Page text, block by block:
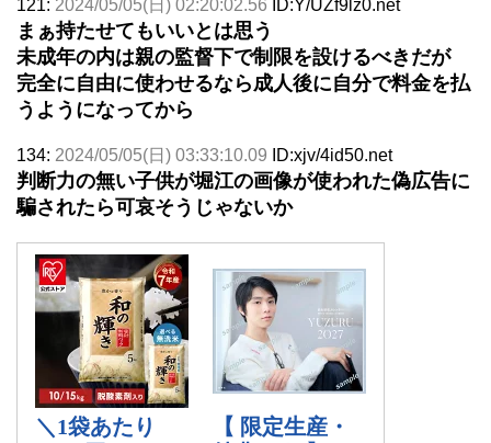
121: 2024/05/05(日) 02:20:02.56 ID:Y/UZf9lz0.net
まぁ持たせてもいいとは思う
未成年の内は親の監督下で制限を設けるべきだが
完全に自由に使わせるなら成人後に自分で料金を払
うようになってから
134: 2024/05/05(日) 03:33:10.09 ID:xjv/4id50.net
判断力の無い子供が堀江の画像が使われた偽広告に
騙されたら可哀そうじゃないか